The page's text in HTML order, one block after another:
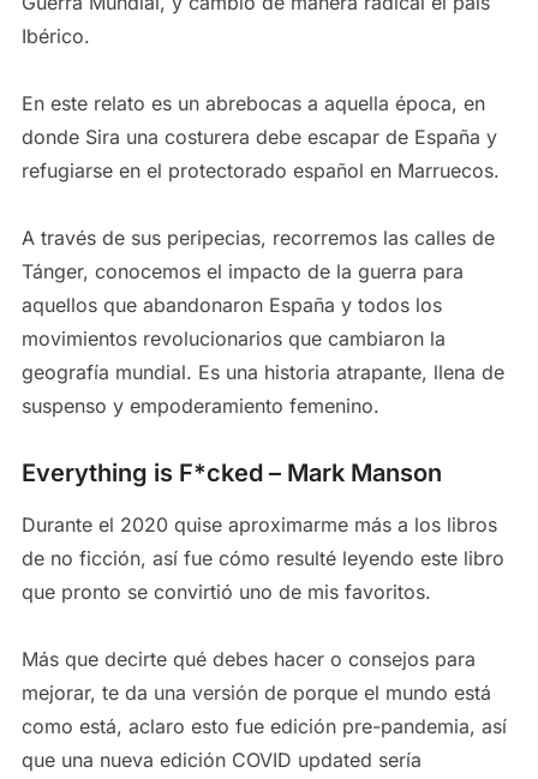
Ibérico.
En este relato es un abrebocas a aquella época, en
donde Sira una costurera debe escapar de España y
refugiarse en el protectorado español en Marruecos.
A través de sus peripecias, recorremos las calles de
Tánger, conocemos el impacto de la guerra para
aquellos que abandonaron España y todos los
movimientos revolucionarios que cambiaron la
geografía mundial. Es una historia atrapante, llena de
suspenso y empoderamiento femenino.
Everything is F*cked – Mark Manson
Durante el 2020 quise aproximarme más a los libros
de no ficción, así fue cómo resulté leyendo este libro
que pronto se convirtió uno de mis favoritos.
Más que decirte qué debes hacer o consejos para
mejorar, te da una versión de porque el mundo está
como está, aclaro esto fue edición pre-pandemia, así
que una nueva edición COVID updated sería